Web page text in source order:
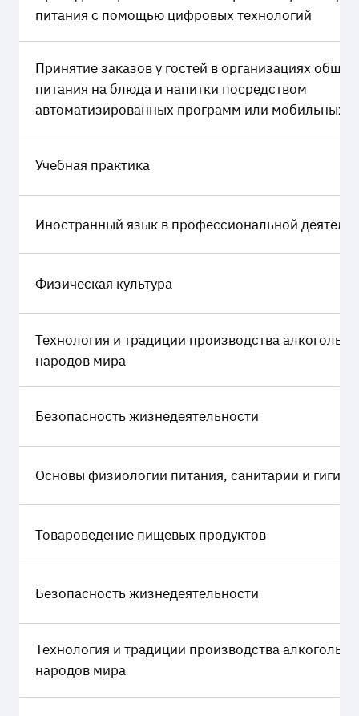
питания с помощью цифровых технологий
Принятие заказов у гостей в организациях
питания на блюда и напитки посредством
автоматизированных программ или мобильных
Учебная практика
Иностранный язык в профессиональной
Физическая культура
Технология и традиции производства
народов мира
Безопасность жизнедеятельности
Основы физиологии питания, санитарии и
Товароведение пищевых продуктов
Безопасность жизнедеятельности
Технология и традиции производства
народов мира